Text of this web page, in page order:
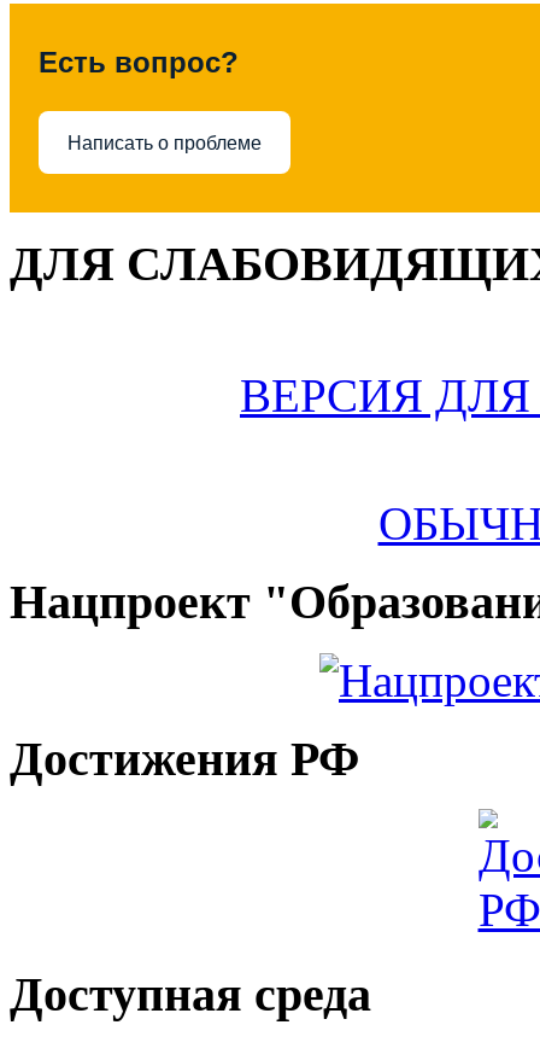
Есть вопрос?
Написать о проблеме
ДЛЯ
ВЕРСИЯ
Нацпроект
Достижения РФ
Доступная среда